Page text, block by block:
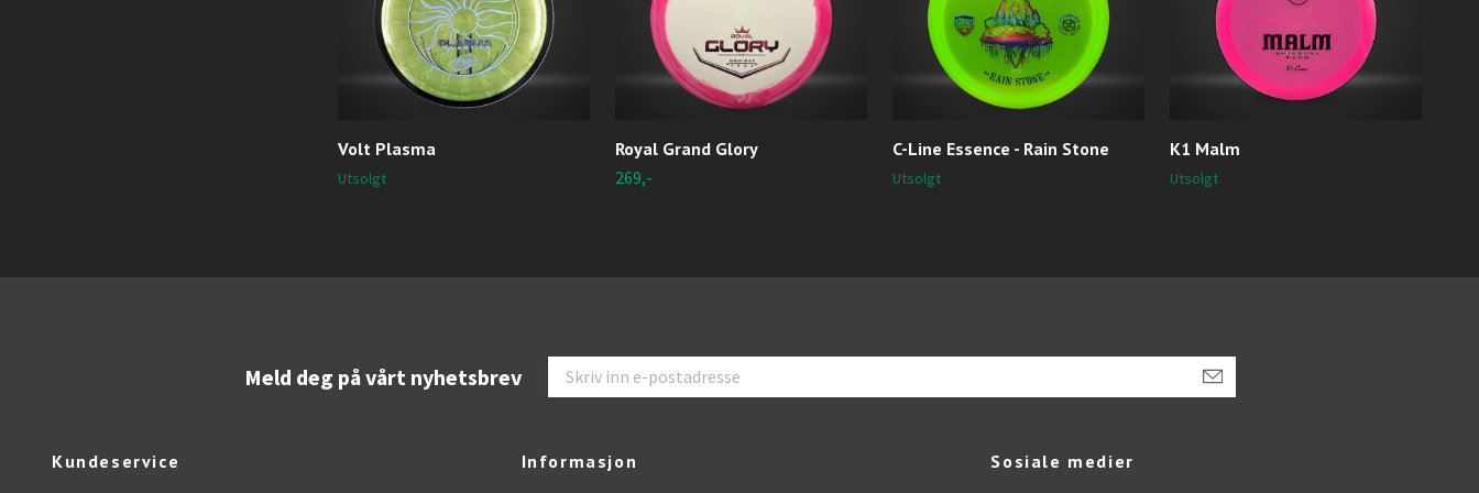
Volt Plasma
Utsolgt
Royal Grand Glory
269,-
C-Line Essence - Rain Stone
Utsolgt
K1 Malm
Utsolgt
Meld deg på vårt nyhetsbrev
Kundeservice Informasjon Sosiale medier